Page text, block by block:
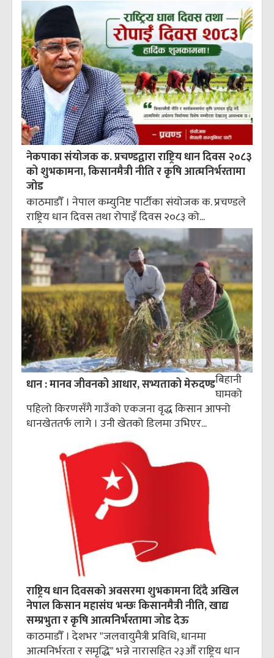
नेकपाका संयोजक क. प्रचण्डद्वारा राष्ट्रिय धान दिवस २०८३
को शुभकामना, किसानमैत्री नीति र कृषि आत्मनिर्भरतामा
जोड
काठमाडौँ । नेपाल कम्युनिष्ट पार्टीका संयोजक क. प्रचण्डले
राष्ट्रिय धान दिवस तथा रोपाइँ दिवस २०८३ को...
धान : मानव जीवनको आधार, सभ्यताको मेरुदण्डबिहानी
घामको
पहिलो किरणसँगै गाउँको एकजना वृद्ध किसान आफ्नो
धानखेततर्फ लागे । उनी खेतको डिलमा उभिएर...
राष्ट्रिय धान दिवसको अवसरमा शुभकामना दिँदै अखिल
नेपाल किसान महासंघ भन्छः किसानमैत्री नीति, खाद्य
सम्प्रभुता र कृषि आत्मनिर्भरतामा जोड देऊ
काठमाडौँ । देशभर "जलवायुमैत्री प्रविधि, धानमा
आत्मनिर्भरता र समृद्धि" भन्ने नारासहित २३औँ राष्ट्रिय धान